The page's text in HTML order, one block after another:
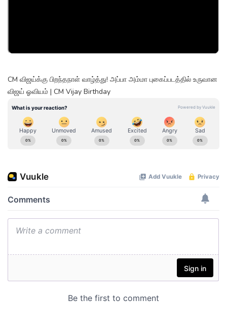
CM விஜய்க்கு பிறந்தநாள் வாழ்த்து! அப்பா அம்மா புகைப்படத்தில் உருவான
விஜய் ஓவியம் | CM Vijay Birthday